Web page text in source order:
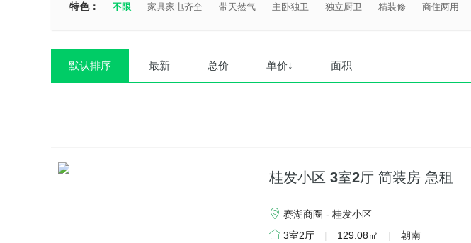
特色： 不限 家具家电齐全 带天然气 主卧独卫 独立厨卫 精装修 商住两用
默认排序 最新 总价 单价↓ 面积
桂发小区 3室2厅 简装房 急租
赛湖商圈 - 桂发小区
3室2厅
| 129.08㎡ |
朝南